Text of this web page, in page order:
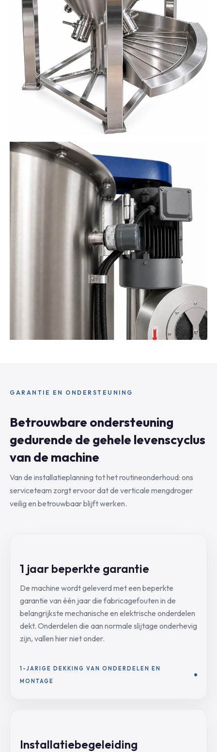
GARANTIE EN ONDERSTEUNING
Betrouwbare ondersteuning
gedurende de gehele levenscyclus
van de machine
Van de installatieplanning tot het routineonderhoud: ons
serviceteam zorgt ervoor dat de verticale mengdroger
veilig en betrouwbaar blijft werken.
1 jaar beperkte garantie
De machine wordt geleverd met een beperkte
garantie van één jaar die fabricagefouten in de
belangrijkste mechanische en elektrische onderdelen
dekt. Onderdelen die aan normale slijtage onderhevig
zijn, vallen hier niet onder.
1-JARIGE DEKKING VAN ONDERDELEN EN
MONTAGE
Installatiebegeleiding